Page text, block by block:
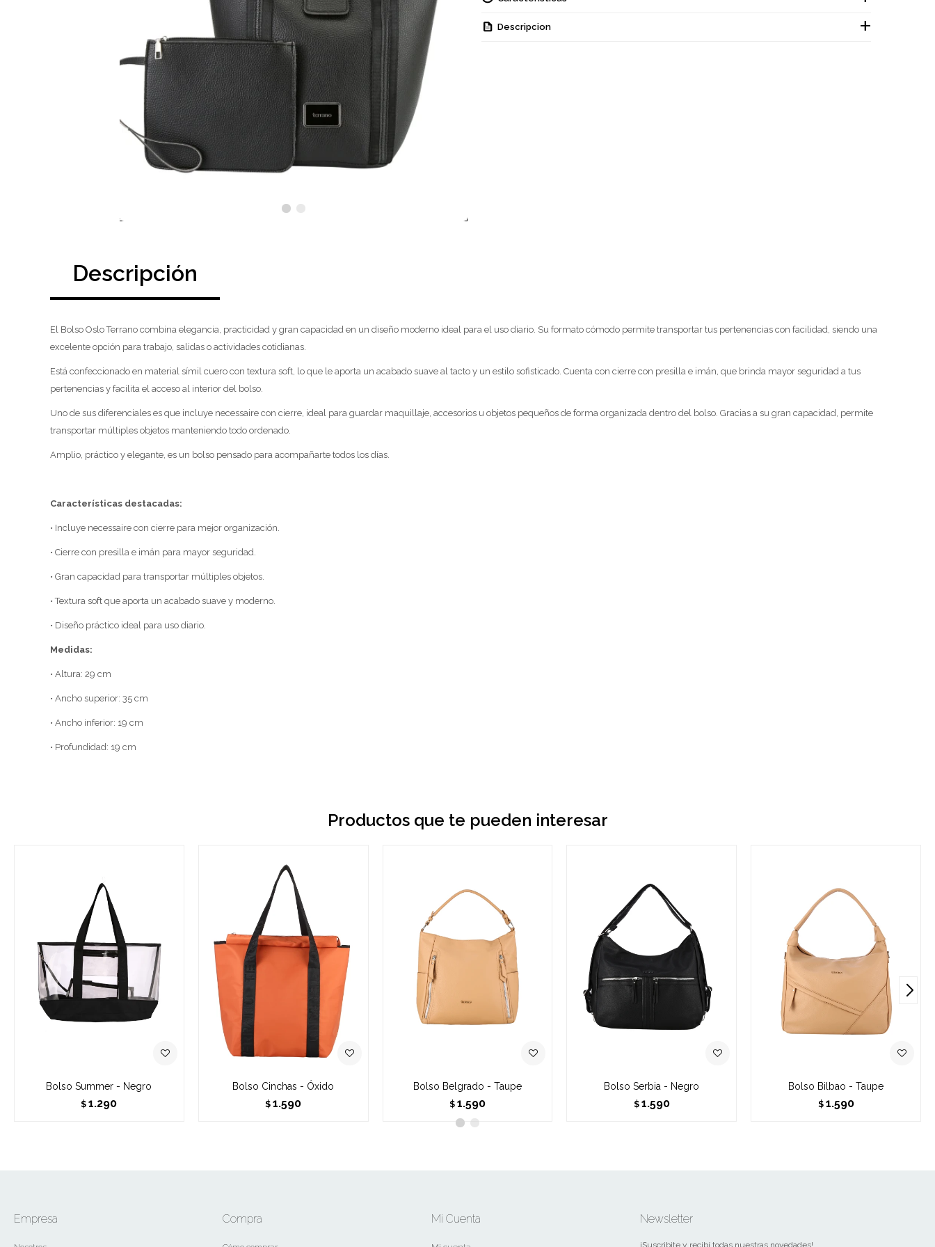
Descripcion
Descripción
El Bolso Oslo Terrano combina elegancia, practicidad y gran capacidad en un diseño moderno ideal para el uso diario. Su formato cómodo permite transportar tus pertenencias con facilidad, siendo una
excelente opción para trabajo, salidas o actividades cotidianas.
Está confeccionado en material símil cuero con textura soft, lo que le aporta un acabado suave al tacto y un estilo sofisticado. Cuenta con cierre con presilla e imán, que brinda mayor seguridad a tus
pertenencias y facilita el acceso al interior del bolso.
Uno de sus diferenciales es que incluye necessaire con cierre, ideal para guardar maquillaje, accesorios u objetos pequeños de forma organizada dentro del bolso. Gracias a su gran capacidad, permite
transportar múltiples objetos manteniendo todo ordenado.
Amplio, práctico y elegante, es un bolso pensado para acompañarte todos los días.
Características destacadas:
• Incluye necessaire con cierre para mejor organización.
• Cierre con presilla e imán para mayor seguridad.
• Gran capacidad para transportar múltiples objetos.
• Textura soft que aporta un acabado suave y moderno.
• Diseño práctico ideal para uso diario.
Medidas:
• Altura: 29 cm
• Ancho superior: 35 cm
• Ancho inferior: 19 cm
• Profundidad: 19 cm
Productos que te pueden interesar
Bolso Summer - Negro
$ 1.290
Bolso Cinchas - Óxido
$ 1.590
Bolso Belgrado - Taupe
$ 1.590
Bolso Serbia - Negro
$ 1.590
Bolso Bilbao - Taupe
$ 1.590
Empresa Compra Mi Cuenta Newsletter
¡Suscribite y recibí todas nuestras novedades!